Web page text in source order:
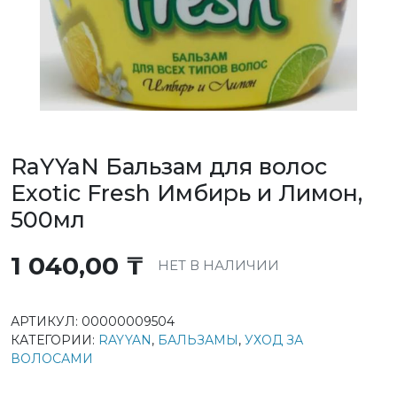
RaYYaN Бальзам для волос
Exotic Fresh Имбирь и Лимон,
500мл
1 040,00 ₸ НЕТ В НАЛИЧИИ
АРТИКУЛ: 00000009504
КАТЕГОРИИ: RAYYAN, БАЛЬЗАМЫ, УХОД ЗА
ВОЛОСАМИ